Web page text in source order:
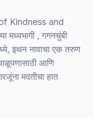
Kindness and
मध्यभागी , गगनचुंबी
इथन नावाचा एक तरुण
आणि
मदतीचा हात